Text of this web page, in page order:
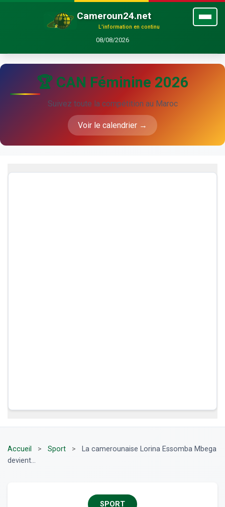
Cameroun24.net
L'information en continu
08/08/2026
🏆 CAN Féminine 2026
Suivez toute la compétition au Maroc
Voir le calendrier →
Accueil > Sport >
La camerounaise Lorina Essomba Mbega
devient...
SPORT